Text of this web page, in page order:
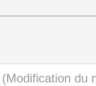
(Modification du